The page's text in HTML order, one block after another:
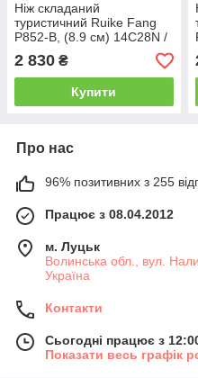
Ніж складаний
туристичний Ruike Fang
P852-B, (8.9 см) 14C28N /
G10 чорний
2 830 ₴
Купити
Про нас
96% позитивних з 255
Працює з 08.04.2012
м. Луцьк
Волинська обл., вул.
Україна
Контакти
Сьогодні працює з
Показати весь графік